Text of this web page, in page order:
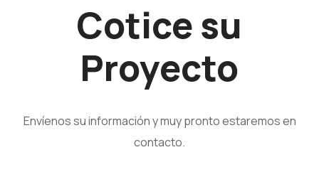
Cotice su
Proyecto
Envíenos su información y muy pronto estaremos en
contacto.